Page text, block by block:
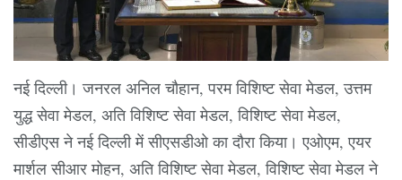
नई दिल्ली। जनरल अनिल चौहान, परम विशिष्ट सेवा मेडल, उत्तम
युद्ध सेवा मेडल, अति विशिष्ट सेवा मेडल, विशिष्ट सेवा मेडल,
सीडीएस ने नई दिल्ली में सीएसडीओ का दौरा किया। एओएम, एयर
मार्शल सीआर मोहन, अति विशिष्ट सेवा मेडल, विशिष्ट सेवा मेडल ने